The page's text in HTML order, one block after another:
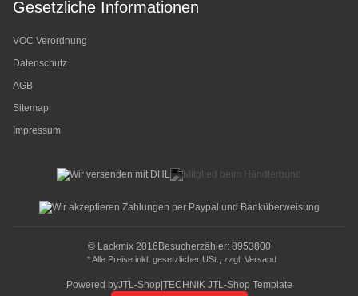
Gesetzliche Informationen
VOC Verordnung
Datenschutz
AGB
Sitemap
Impressum
© Lackmix 2016 Besucherzähler: 8953800
* Alle Preise inkl. gesetzlicher USt., zzgl. Versand
Powered byJTL-Shop TECHNIK JTL-Shop Template